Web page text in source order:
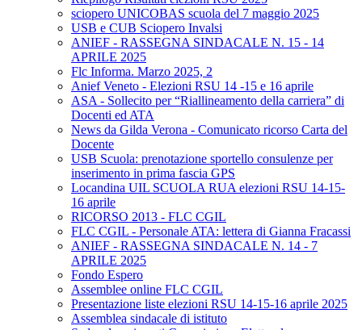
sciopero UNICOBAS scuola del 7 maggio 2025
USB e CUB Sciopero Invalsi
ANIEF - RASSEGNA SINDACALE N. 15 - 14
APRILE 2025
Flc Informa. Marzo 2025, 2
Anief Veneto - Elezioni RSU 14 -15 e 16 aprile
ASA - Sollecito per “Riallineamento della carriera” di
Docenti ed ATA
News da Gilda Verona - Comunicato ricorso Carta del
Docente
USB Scuola: prenotazione sportello consulenze per
inserimento in prima fascia GPS
Locandina UIL SCUOLA RUA elezioni RSU 14-15-
16 aprile
RICORSO 2013 - FLC CGIL
FLC CGIL - Personale ATA: lettera di Gianna Fracassi
ANIEF - RASSEGNA SINDACALE N. 14 - 7
APRILE 2025
Fondo Espero
Assemblee online FLC CGIL
Presentazione liste elezioni RSU 14-15-16 aprile 2025
Assemblea sindacale di istituto